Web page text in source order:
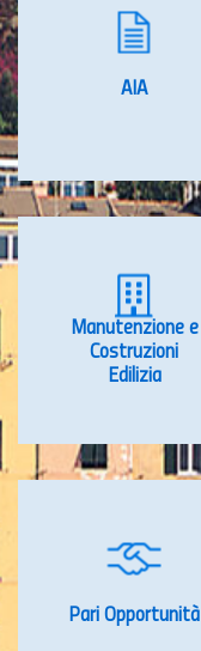
AIA
Manutenzione e
Costruzioni
Edilizia
Pari Opportunità